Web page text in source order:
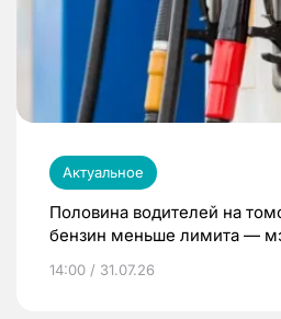
Актуальное
Половина водителей на
бензин меньше лимита —
14:00 / 31.07.26